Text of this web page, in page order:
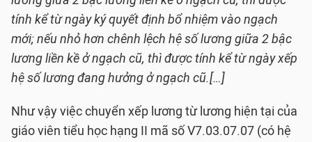
tính kể từ ngày ký quyết định bổ nhiệm vào ngạch
mới; nếu nhỏ hơn chênh lệch hệ số lương giữa 2 bậc
lương liền kề ở ngạch cũ, thì được tính kể từ ngày xếp
hệ số lương đang hưởng ở ngạch cũ.[…]
Như vậy việc chuyển xếp lương từ lương hiện tại của
giáo viên tiểu học hạng II mã số V7.03.07.07 (có hệ